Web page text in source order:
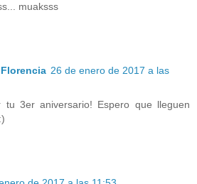
muaksss
26 de enero de 2017 a las
tu 3er aniversario! Espero que lleguen